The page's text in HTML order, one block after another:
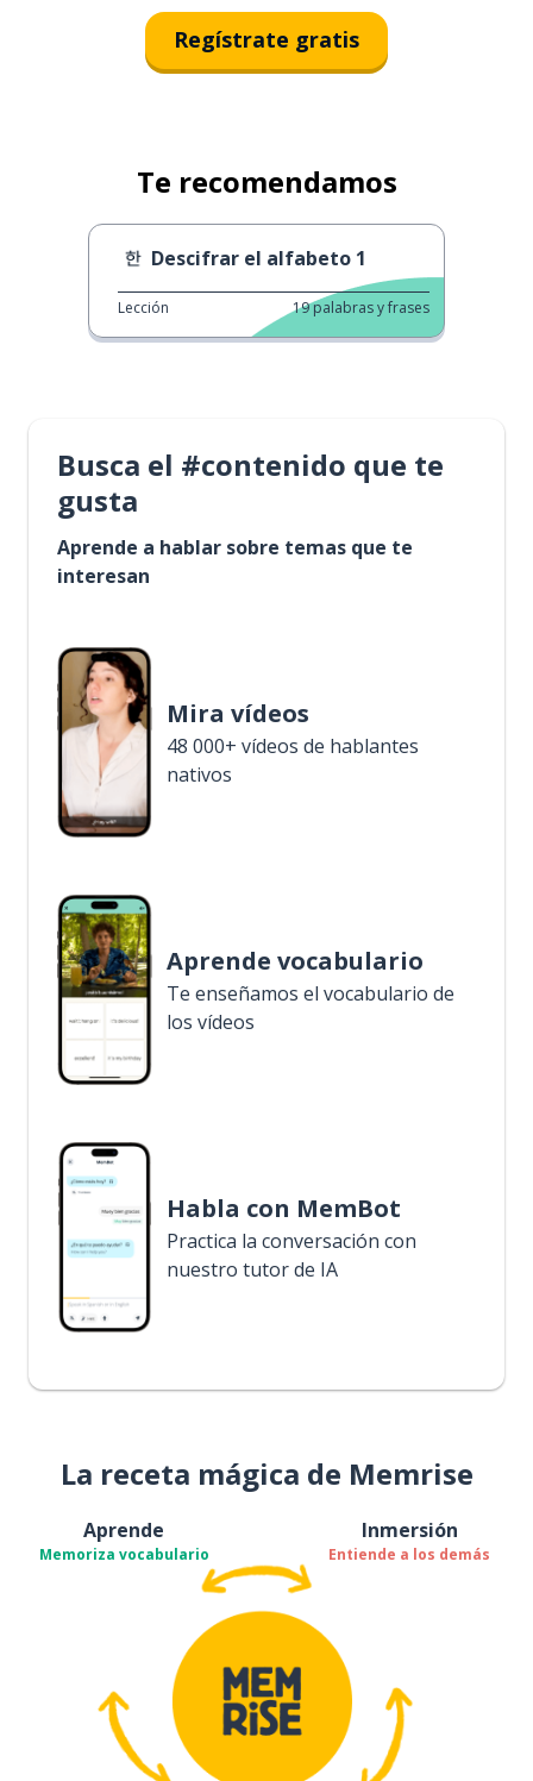
Regístrate gratis
Te recomendamos
Descifrar el alfabeto 1
Lección 19palabras y frases
Busca el #contenido que te
gusta
Aprende a hablar sobre temas que te
interesan
Mira vídeos
48 000+ vídeos de hablantes
nativos
Aprende vocabulario
Te enseñamos el vocabulario de
los vídeos
Habla con MemBot
Practica la conversación con
nuestro tutor de IA
La receta mágica de Memrise
Aprende
Memoriza vocabulario
Inmersión
Entiende a los demás